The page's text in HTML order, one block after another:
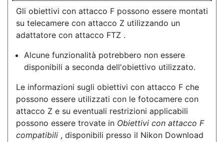
Gli obiettivi con attacco F possono essere montati
su telecamere con attacco Z utilizzando un
adattatore con attacco FTZ .
Alcune funzionalità potrebbero non essere
disponibili a seconda dell'obiettivo utilizzato.
Le informazioni sugli obiettivi con attacco F che
possono essere utilizzati con le fotocamere con
attacco Z e su eventuali restrizioni applicabili
possono essere trovate in Obiettivi con attacco F
compatibili , disponibili presso il Nikon Download